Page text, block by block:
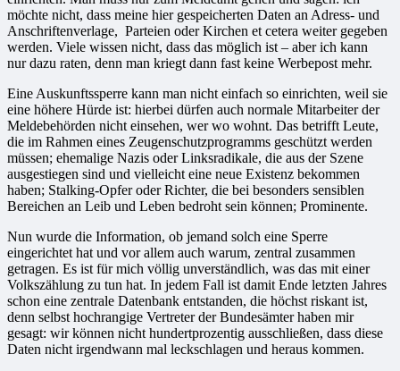
möchte nicht, dass meine hier gespeicherten Daten an Adress- und
Anschriftenverlage, Parteien oder Kirchen et cetera weiter gegeben
werden. Viele wissen nicht, dass das möglich ist – aber ich kann
nur dazu raten, denn man kriegt dann fast keine Werbepost mehr.
Eine Auskunftssperre kann man nicht einfach so einrichten, weil sie
eine höhere Hürde ist: hierbei dürfen auch normale Mitarbeiter der
Meldebehörden nicht einsehen, wer wo wohnt. Das betrifft Leute,
die im Rahmen eines Zeugenschutzprogramms geschützt werden
müssen; ehemalige Nazis oder Linksradikale, die aus der Szene
ausgestiegen sind und vielleicht eine neue Existenz bekommen
haben; Stalking-Opfer oder Richter, die bei besonders sensiblen
Bereichen an Leib und Leben bedroht sein können; Prominente.
Nun wurde die Information, ob jemand solch eine Sperre
eingerichtet hat und vor allem auch warum, zentral zusammen
getragen. Es ist für mich völlig unverständlich, was das mit einer
Volkszählung zu tun hat. In jedem Fall ist damit Ende letzten Jahres
schon eine zentrale Datenbank entstanden, die höchst riskant ist,
denn selbst hochrangige Vertreter der Bundesämter haben mir
gesagt: wir können nicht hundertprozentig ausschließen, dass diese
Daten nicht irgendwann mal leckschlagen und heraus kommen.